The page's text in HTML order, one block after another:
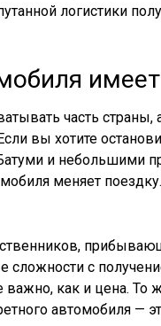
логистики
часть
вы хотите
и небольшими
меняет поездку.
сложности с
важно, как и цена.
автомобиля —